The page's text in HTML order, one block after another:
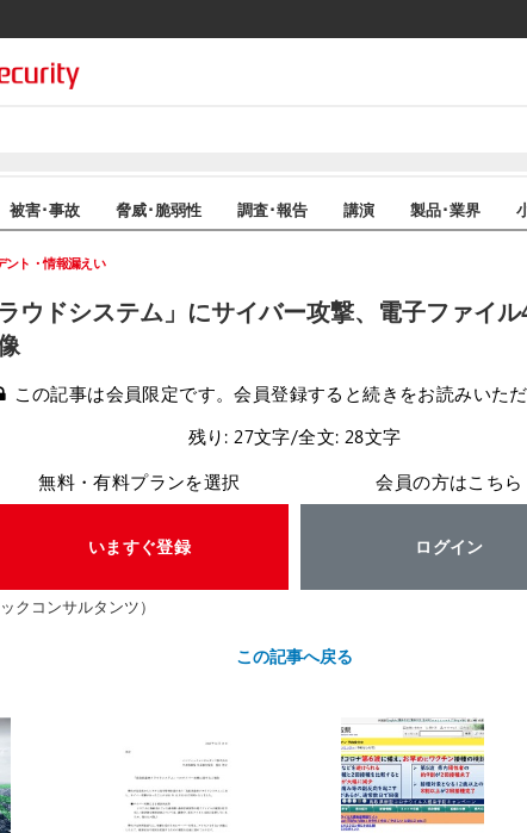
被害･事故 脅威･脆弱性 調査･報告 講演 製品･業界
ウドシステム」にサイバー攻撃、電子ファイ
ント・情報漏えい
この記事は会員限定です。会員登録すると続きをお読みいただ
残り: 27文字/全文: 28文字
無料・有料プランを選択
いますぐ登録
会員の方はこちら
ログイン
クコンサルタンツ）
この記事へ戻る